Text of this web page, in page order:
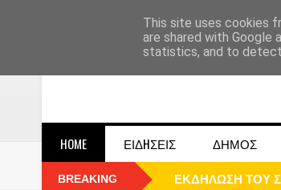
HOME ΕΙΔHΣΕΙΣ ΔΗΜΟΣ
BREAKING ΠΑΡΕ΄ΛΑΣΗ 25ΗΣ
This site uses cookies
are shared with Google
statistics, and to detect